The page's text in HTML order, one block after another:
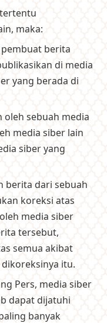
maka:
berita
di media
yang berada di
oleh sebuah media
media siber lain
siber yang
berita dari sebuah
koreksi atas
media siber
tersebut,
semua akibat
itu.
Pers, media siber
dapat dijatuhi
banyak